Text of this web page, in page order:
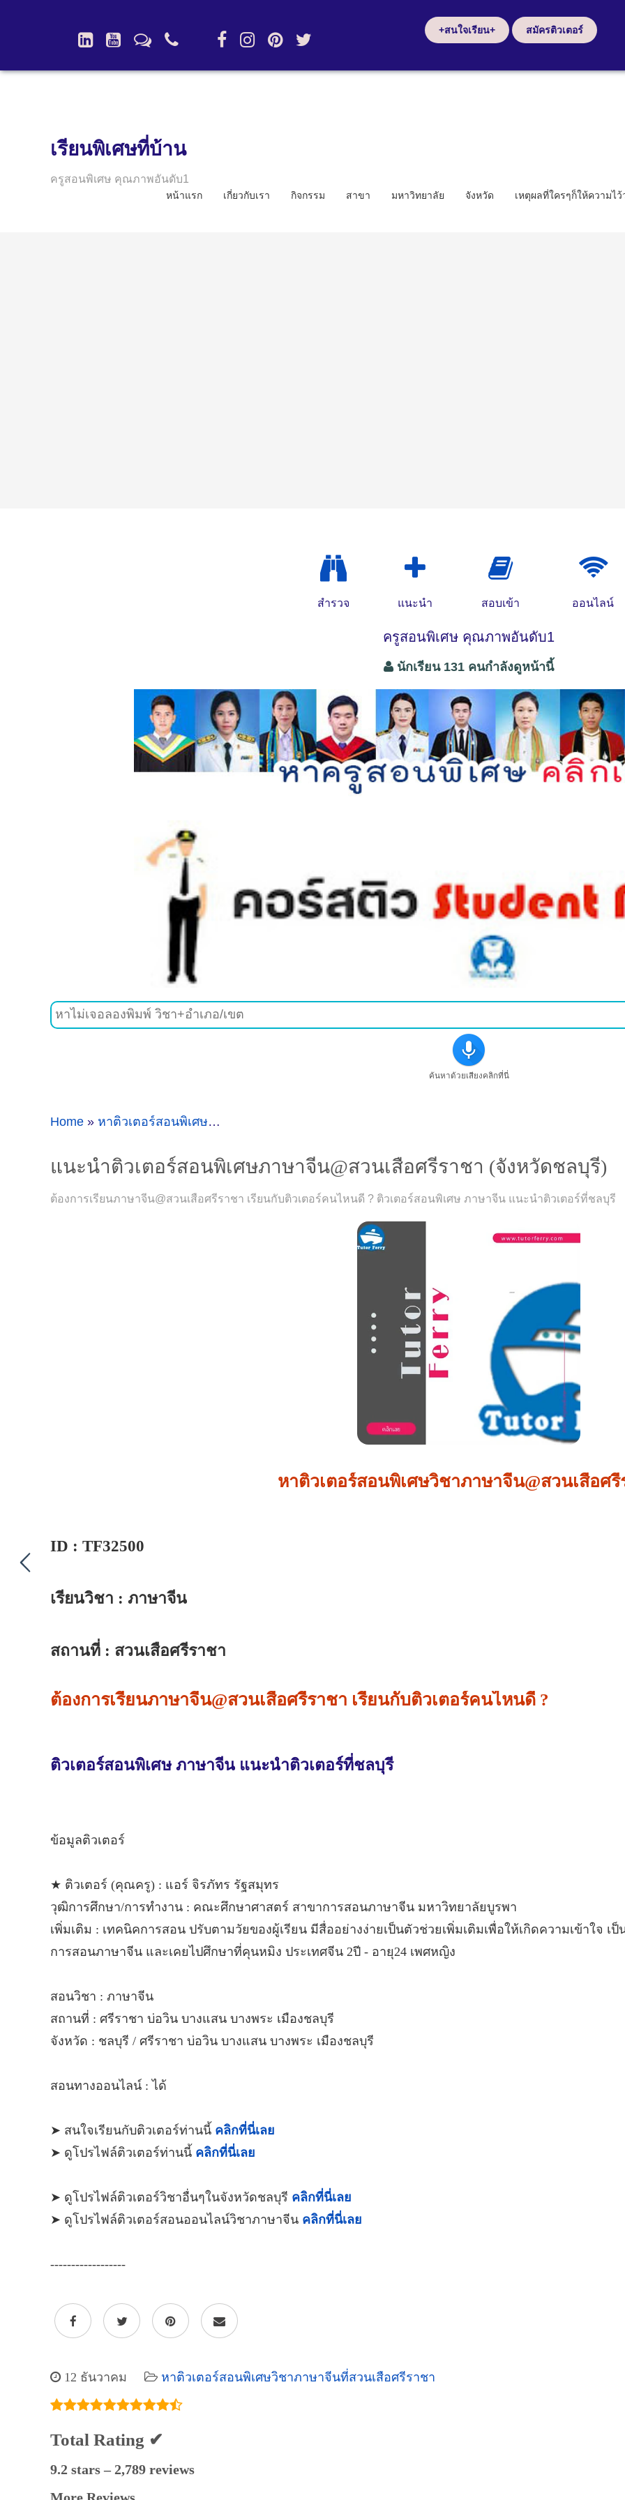
+สนใจเรียน+ สมัครติวเตอร์
เรียนพิเศษที่บ้าน
ครูสอนพิเศษ คุณภาพอันดับ1
หน้าแรก เกี่ยวกับเรา กิจกรรม สาขา มหาวิทยาลัย จังหวัด เหตุผลที่ใครๆก็ให้ความไว้
สำรวจ แนะนำ สอบเข้า ออนไลน์
ครูสอนพิเศษ คุณภาพอันดับ1
นักเรียน 131 คนกำลังดูหน้านี้
ค้นหาด้วยเสียงคลิกที่นี่
Home » หาติวเตอร์สอนพิเศษวิชาภาษาจีนที่สวนเสือศรีราชา
แนะนำติวเตอร์สอนพิเศษภาษาจีน@สวนเสือศรีราชา (จังหวัดชลบุรี)
ต้องการเรียนภาษาจีน@สวนเสือศรีราชา เรียนกับติวเตอร์คนไหนดี ? ติวเตอร์สอนพิเศษ ภาษาจีน แนะนำติวเตอร์ที่ชลบุรี
หาติวเตอร์สอนพิเศษวิชาภาษาจีน@สวนเสือศรี
ID : TF32500
เรียนวิชา : ภาษาจีน
สถานที่ : สวนเสือศรีราชา
ต้องการเรียนภาษาจีน@สวนเสือศรีราชา เรียนกับติวเตอร์คนไหนดี ?
ติวเตอร์สอนพิเศษ ภาษาจีน แนะนำติวเตอร์ที่ชลบุรี
ข้อมูลติวเตอร์
★ ติวเตอร์ (คุณครู) : แอร์ จิรภัทร รัฐสมุทร
วุฒิการศึกษา/การทำงาน : คณะศึกษาศาสตร์ สาขาการสอนภาษาจีน มหาวิทยาลัยบูรพา
เพิ่มเติม : เทคนิคการสอน ปรับตามวัยของผู้เรียน มีสื่ออย่างง่ายเป็นตัวช่วยเพิ่มเติมเพื่อให้เกิดความเข้าใจ
การสอนภาษาจีน และเคยไปศึกษาที่คุนหมิง ประเทศจีน 2ปี - อายุ24 เพศหญิง
สอนวิชา : ภาษาจีน
สถานที่ : ศรีราชา บ่อวิน บางแสน บางพระ เมืองชลบุรี
จังหวัด : ชลบุรี / ศรีราชา บ่อวิน บางแสน บางพระ เมืองชลบุรี
สอนทางออนไลน์ : ได้
➤ สนใจเรียนกับติวเตอร์ท่านนี้ คลิกที่นี่เลย
➤ ดูโปรไฟล์ติวเตอร์ท่านนี้ คลิกที่นี่เลย
➤ ดูโปรไฟล์ติวเตอร์วิชาอื่นๆในจังหวัดชลบุรี คลิกที่นี่เลย
➤ ดูโปรไฟล์ติวเตอร์สอนออนไลน์วิชาภาษาจีน คลิกที่นี่เลย
------------------
12 ธันวาคม หาติวเตอร์สอนพิเศษวิชาภาษาจีนที่สวนเสือศรีราชา
Total Rating ✔
9.2 stars – 2,789 reviews